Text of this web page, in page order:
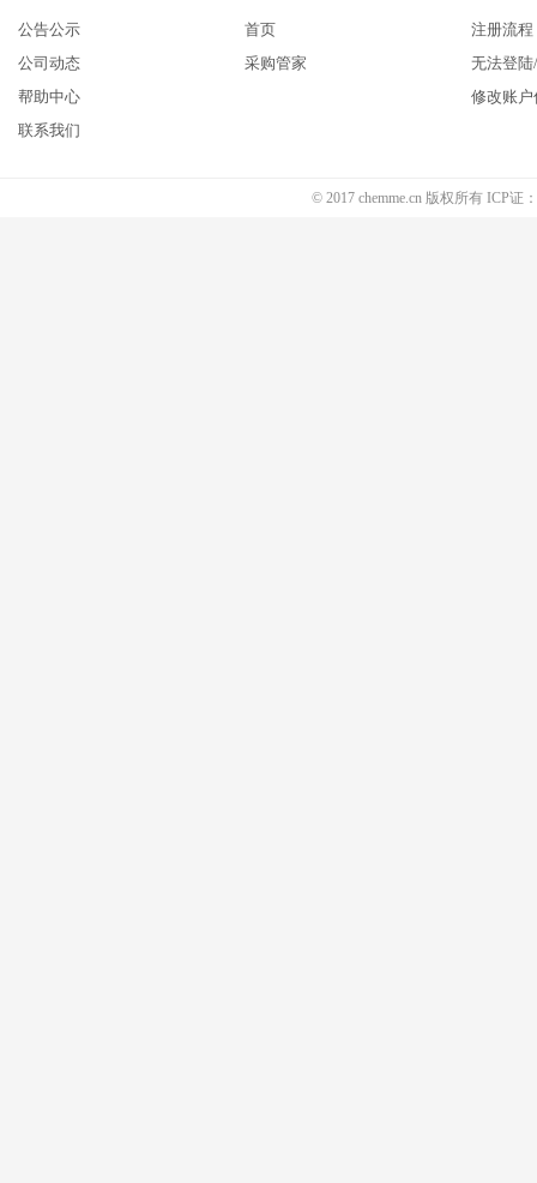
公告公示
公司动态
帮助中心
联系我们
首页
采购管家
注册流程
无法登
修改账户
© 2017 chemme.cn 版权所有 ICP证：